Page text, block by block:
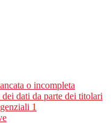
o incompleta
dati da parte dei titolari
1